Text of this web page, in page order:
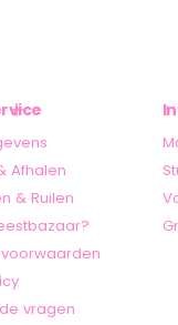
Afhalen
& Ruilen
vragen